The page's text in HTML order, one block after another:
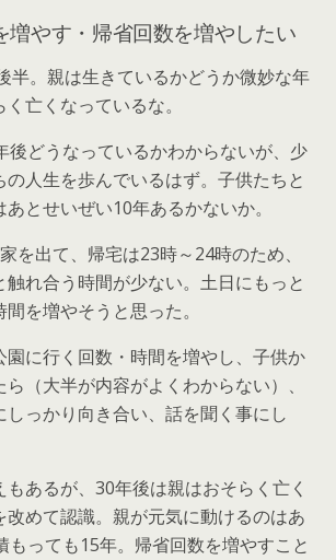
増やす・帰省回数を増やしたい
半。親は生きているかどうか微妙な年
亡くなっているな。
どうなっているかわからないが、少
の人生を歩んでいるはず。子供たちと
とせいぜい10年あるかないか。
を出て、帰宅は23時～24時のため、
れ合う時間が少ない。土日にもっと
を増やそうと思った。
に行く回数・時間を増やし、子供か
（大半が内容がよくわからない）、
っかり向き合い、話を聞く事にし
あるが、30年後は親はおそらく亡く
改めて認識。親が元気に動けるのはあ
もっても15年。帰省回数を増やすこと